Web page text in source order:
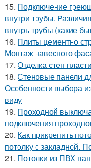
15. Подключение
внутри трубы.
внутрь трубы (какие
16. Плиты цементно
Монтаж навесного
17. Отделка стен
18. Стеновые панели
Особенности выбора
виду
19. Проходной
подключения
20. Как прикрепить
потолку с закладной.
21. Потолки из ПВХ